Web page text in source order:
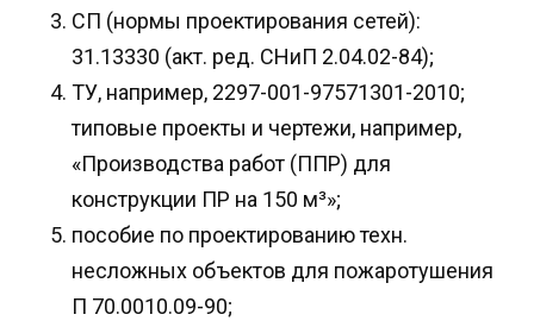
СП (нормы проектирования сетей):
31.13330 (акт. ред. СНиП 2.04.02-84);
ТУ, например, 2297-001-97571301-2010;
типовые проекты и чертежи, например,
«Производства работ (ППР) для
конструкции ПР на 150 м³»;
пособие по проектированию техн.
несложных объектов для пожаротушения
П 70.0010.09-90;